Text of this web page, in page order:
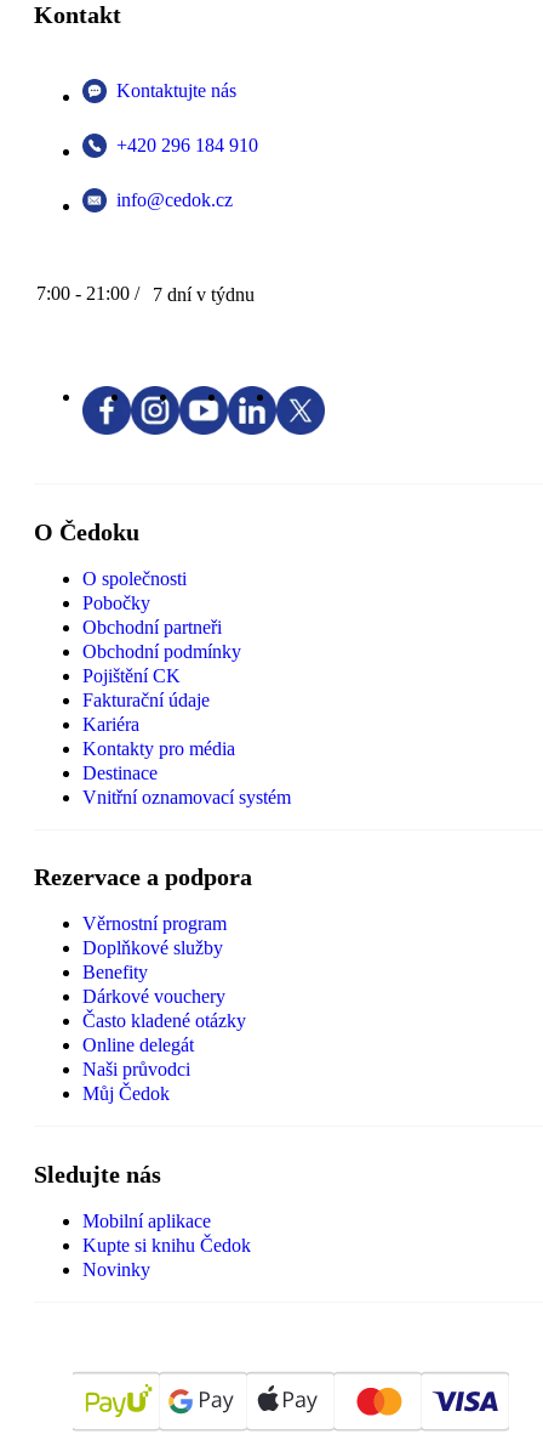
Kontakt
Kontaktujte nás
+420 296 184 910
info@cedok.cz
7:00 - 21:00 / 7 dní v týdnu
O Čedoku
O společnosti
Pobočky
Obchodní partneři
Obchodní podmínky
Pojištění CK
Fakturační údaje
Kariéra
Kontakty pro média
Destinace
Vnitřní oznamovací systém
Rezervace a podpora
Věrnostní program
Doplňkové služby
Benefity
Dárkové vouchery
Často kladené otázky
Online delegát
Naši průvodci
Můj Čedok
Sledujte nás
Mobilní aplikace
Kupte si knihu Čedok
Novinky